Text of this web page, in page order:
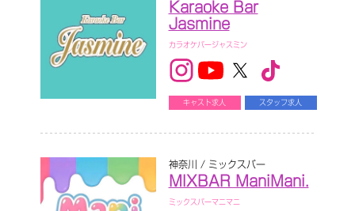
Karaoke Bar
Jasmine
カラオケバージャスミン
キャスト求人 スタッフ求人
神奈川 / ミックスバー
MIXBAR ManiMani.
ミックスバーマニマニ